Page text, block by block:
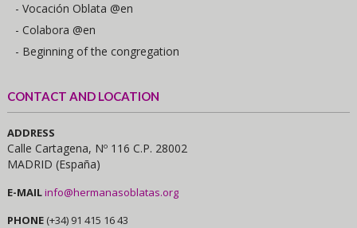
- Vocación Oblata @en
- Colabora @en
- Beginning of the congregation
CONTACT AND LOCATION
ADDRESS
Calle Cartagena, Nº 116 C.P. 28002
MADRID (España)
E-MAILinfo@hermanasoblatas.org
PHONE (+34) 91 415 16 43